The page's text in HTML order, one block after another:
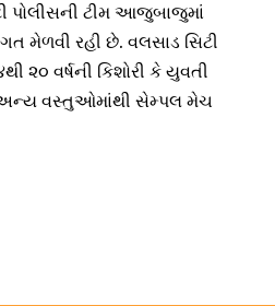
પોલીસની ટીમ આજુબાજુમાં
મેળવી રહી છે. વલસાડ સિટી
૨૦ વર્ષની કિશોરી કે યુવતી
અન્ય વસ્તુઓમાંથી સેમ્પલ મેચ